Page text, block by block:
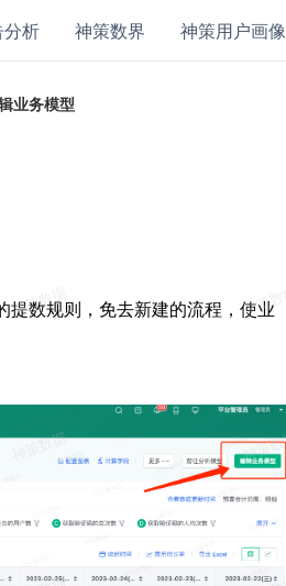
分析 神策数界 神策用户画像
业务模型
提数规则，免去新建的流程，使业